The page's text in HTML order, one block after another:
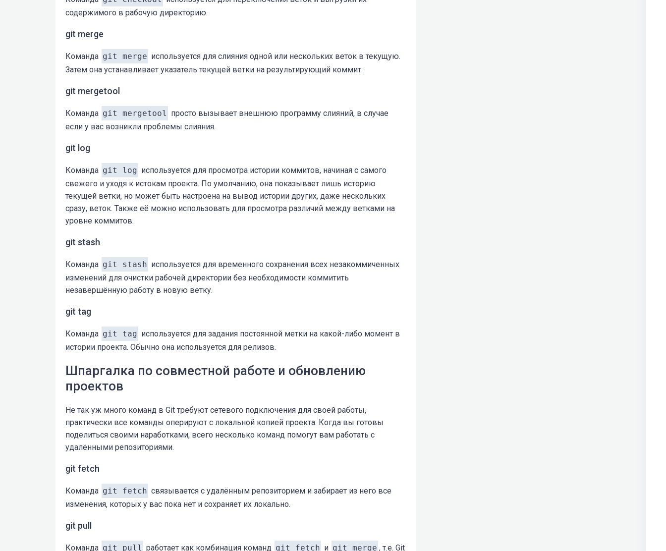
содержимого в рабочую директорию.
git merge
Команда git merge используется для слияния одной или нескольких веток в текущую.
Затем она устанавливает указатель текущей ветки на результирующий коммит.
git mergetool
Команда git mergetool просто вызывает внешнюю программу слияний, в случае
если у вас возникли проблемы слияния.
git log
Команда git log используется для просмотра истории коммитов, начиная с самого
свежего и уходя к истокам проекта. По умолчанию, она показывает лишь историю
текущей ветки, но может быть настроена на вывод истории других, даже нескольких
сразу, веток. Также её можно использовать для просмотра различий между ветками на
уровне коммитов.
git stash
Команда git stash используется для временного сохранения всех незакоммиченных
изменений для очистки рабочей директории без необходимости коммитить
незавершённую работу в новую ветку.
git tag
Команда git tag используется для задания постоянной метки на какой-либо момент в
истории проекта. Обычно она используется для релизов.
Шпаргалка по совместной работе и обновлению
проектов
Не так уж много команд в Git требуют сетевого подключения для своей работы,
практически все команды оперируют с локальной копией проекта. Когда вы готовы
поделиться своими наработками, всего несколько команд помогут вам работать с
удалёнными репозиториями.
git fetch
Команда git fetch связывается с удалённым репозиторием и забирает из него все
изменения, которых у вас пока нет и сохраняет их локально.
git pull
Команда git pull работает как комбинация команд git fetch и git merge , т.е. Git